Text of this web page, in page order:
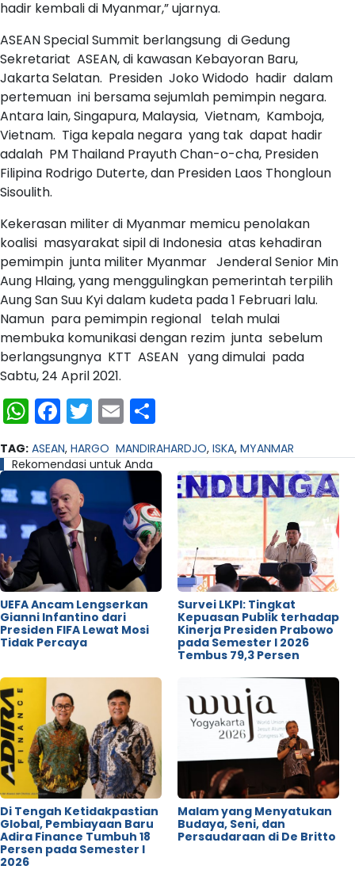
hadir kembali di Myanmar,” ujarnya.
ASEAN Special Summit berlangsung di Gedung
Sekretariat ASEAN, di kawasan Kebayoran Baru,
Jakarta Selatan. Presiden Joko Widodo hadir dalam
pertemuan ini bersama sejumlah pemimpin negara.
Antara lain, Singapura, Malaysia, Vietnam, Kamboja,
Vietnam. Tiga kepala negara yang tak dapat hadir
adalah PM Thailand Prayuth Chan-o-cha, Presiden
Filipina Rodrigo Duterte, dan Presiden Laos Thongloun
Sisoulith.
Kekerasan militer di Myanmar memicu penolakan
koalisi masyarakat sipil di Indonesia atas kehadiran
pemimpin junta militer Myanmar Jenderal Senior Min
Aung Hlaing, yang menggulingkan pemerintah terpilih
Aung San Suu Kyi dalam kudeta pada 1 Februari lalu.
Namun para pemimpin regional telah mulai
membuka komunikasi dengan rezim junta sebelum
berlangsungnya KTT ASEAN yang dimulai pada
Sabtu, 24 April 2021.
WhatsApp
Facebook
Twitter
Email
TAG: ASEAN, HARGO MANDIRAHARDJO, ISKA, MYANMAR
Rekomendasi untuk Anda
UEFA Ancam Lengserkan
Gianni Infantino dari
Presiden FIFA Lewat Mosi
Tidak Percaya
Survei LKPI: Tingkat
Kepuasan Publik terhadap
Kinerja Presiden Prabowo
pada Semester I 2026
Tembus 79,3 Persen
Di Tengah Ketidakpastian
Global, Pembiayaan Baru
Adira Finance Tumbuh 18
Persen pada Semester I
2026
Malam yang Menyatukan
Budaya, Seni, dan
Persaudaraan di De Britto